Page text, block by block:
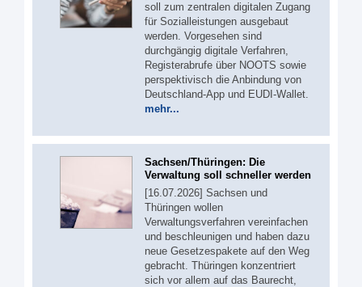
soll zum zentralen digitalen Zugang
für Sozialleistungen ausgebaut
werden. Vorgesehen sind
durchgängig digitale Verfahren,
Registerabrufe über NOOTS sowie
perspektivisch die Anbindung von
Deutschland-App und EUDI-Wallet.
mehr...
Sachsen/Thüringen: Die
Verwaltung soll schneller werden
[16.07.2026] Sachsen und
Thüringen wollen
Verwaltungsverfahren vereinfachen
und beschleunigen und haben dazu
neue Gesetzespakete auf den Weg
gebracht. Thüringen konzentriert
sich vor allem auf das Baurecht,